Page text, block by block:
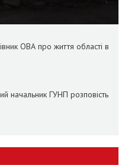
ОВА про життя області в
начальник ГУНП розповість